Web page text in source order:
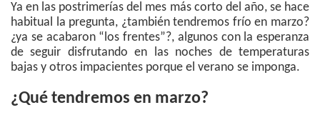
Ya en las postrimerías del mes más corto del año, se hace
habitual la pregunta, ¿también tendremos frío en marzo?
¿ya se acabaron “los frentes”?, algunos con la esperanza
de seguir disfrutando en las noches de temperaturas
bajas y otros impacientes porque el verano se imponga.
¿Qué tendremos en marzo?